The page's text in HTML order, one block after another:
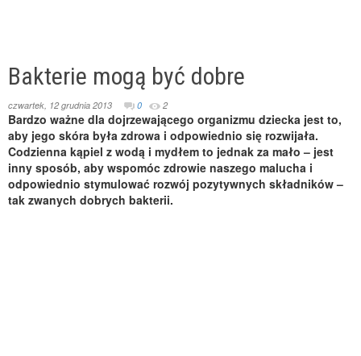
Bakterie mogą być dobre
czwartek, 12 grudnia 2013 0 2
Bardzo ważne dla dojrzewającego organizmu dziecka jest to,
aby jego skóra była zdrowa i odpowiednio się rozwijała.
Codzienna kąpiel z wodą i mydłem to jednak za mało – jest
inny sposób, aby wspomóc zdrowie naszego malucha i
odpowiednio stymulować rozwój pozytywnych składników –
tak zwanych dobrych bakterii.